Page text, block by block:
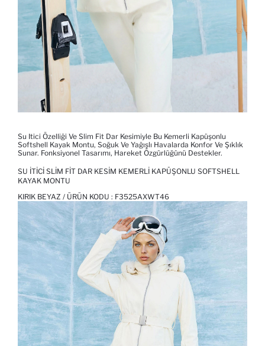
Su Itici Özelliği Ve Slim Fit Dar Kesimiyle Bu Kemerli Kapüşonlu
Softshell Kayak Montu, Soğuk Ve Yağışlı Havalarda Konfor Ve Şıklık
Sunar. Fonksiyonel Tasarımı, Hareket Özgürlüğünü Destekler.
SU İTICI SLIM FIT DAR KESIM KEMERLI KAPÜŞONLU SOFTSHELL
KAYAK MONTU
KIRIK BEYAZ / ÜRÜN KODU : F3525AXWT46